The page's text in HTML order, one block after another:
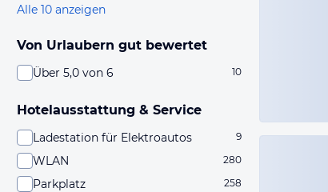
Alle 10 anzeigen
Von Urlaubern gut bewertet
Über 5,0 von 6 10
Hotelausstattung & Service
Ladestation für Elektroautos 9
WLAN 280
Parkplatz 258